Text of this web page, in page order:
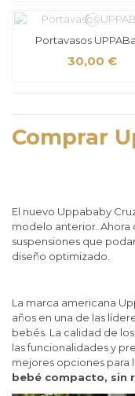
Portavasos
30,00 €
Comprar
El nuevo Uppababy
modelo anterior. Ahora
suspensiones que
diseño optimizado.
La marca americana
años en una de las
bebés. La calidad de
las funcionalidades y
mejores opciones para
bebé compacto, sin